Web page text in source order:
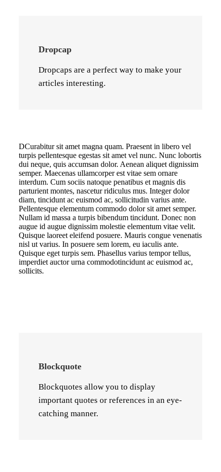
Dropcap
Dropcaps are a perfect way to make your
articles interesting.
DCurabitur sit amet magna quam. Praesent in libero vel
turpis pellentesque egestas sit amet vel nunc. Nunc lobortis
dui neque, quis accumsan dolor. Aenean aliquet dignissim
semper. Maecenas ullamcorper est vitae sem ornare
interdum. Cum sociis natoque penatibus et magnis dis
parturient montes, nascetur ridiculus mus. Integer dolor
diam, tincidunt ac euismod ac, sollicitudin varius ante.
Pellentesque elementum commodo dolor sit amet semper.
Nullam id massa a turpis bibendum tincidunt. Donec non
augue id augue dignissim molestie elementum vitae velit.
Quisque laoreet eleifend posuere. Mauris congue venenatis
nisl ut varius. In posuere sem lorem, eu iaculis ante.
Quisque eget turpis sem. Phasellus varius tempor tellus,
imperdiet auctor urna commodotincidunt ac euismod ac,
sollicits.
Blockquote
Blockquotes allow you to display
important quotes or references in an eye-
catching manner.